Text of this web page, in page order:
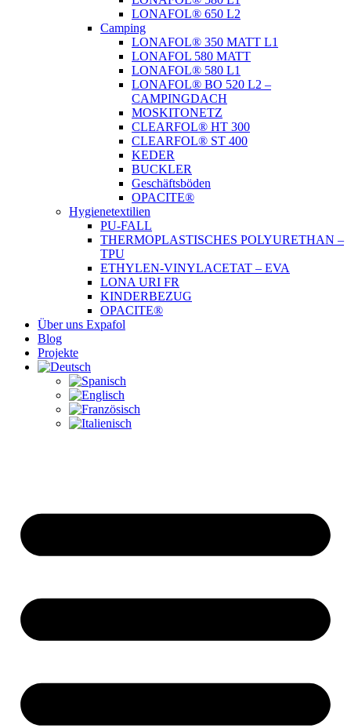
LONAFOL® 650 L2
Camping
LONAFOL® 350 MATT L1
LONAFOL 580 MATT
LONAFOL® 580 L1
LONAFOL® BO 520 L2 –
CAMPINGDACH
MOSKITONETZ
CLEARFOL® HT 300
CLEARFOL® ST 400
KEDER
BUCKLER
Geschäftsböden
OPACITE®
Hygienetextilien
PU-FALL
THERMOPLASTISCHES POLYURETHAN –
TPU
ETHYLEN-VINYLACETAT – EVA
LONA URI FR
KINDERBEZUG
OPACITE®
Über uns Expafol
Blog
Projekte